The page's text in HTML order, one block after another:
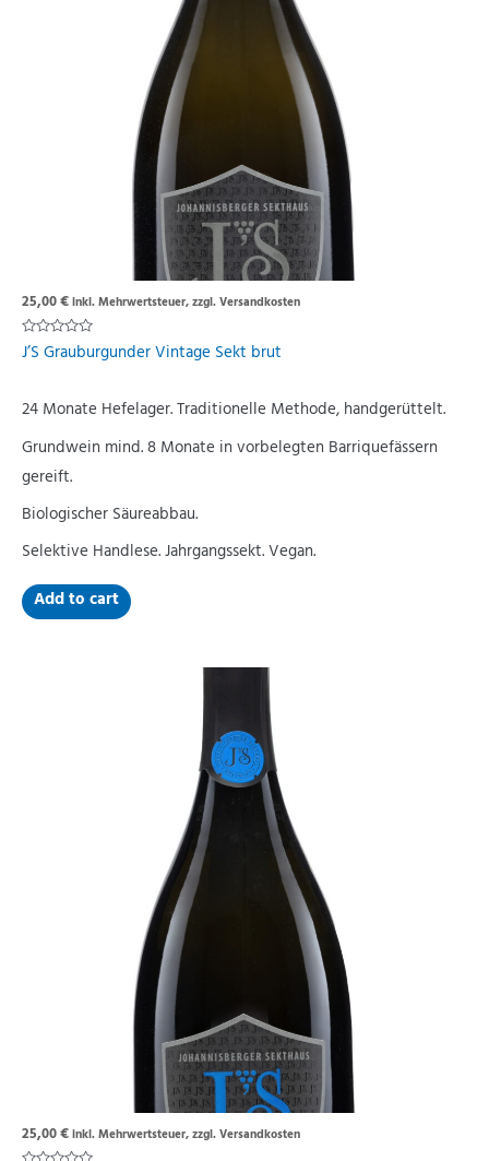
25,00€inkl. Mehrwertsteuer, zzgl. Versandkosten
Rated
0
J’S Grauburgunder Vintage Sekt brut
24 Monate Hefelager. Traditionelle Methode, handgerüttelt.
Grundwein mind. 8 Monate in vorbelegten Barriquefässern
gereift.
Biologischer Säureabbau.
Selektive Handlese. Jahrgangssekt. Vegan.
Add to cart
25,00€inkl. Mehrwertsteuer, zzgl. Versandkosten